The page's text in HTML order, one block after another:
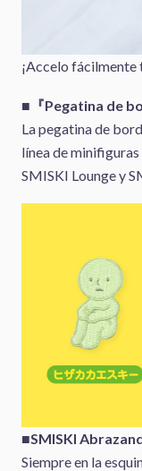
¡Accelo fácilmente
■『Pegatina de
La pegatina de
línea de
SMISKI Lounge y
■SMISKI
Siempre en la